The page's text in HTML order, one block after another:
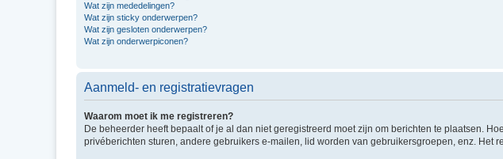
Wat zijn mededelingen?
Wat zijn sticky onderwerpen?
Wat zijn gesloten onderwerpen?
Wat zijn onderwerpiconen?
Aanmeld- en registratievragen
Waarom moet ik me registreren?
De beheerder heeft bepaalt of je al dan niet geregistreerd moet zijn om berichten te plaatsen.
privéberichten sturen, andere gebruikers e-mailen, lid worden van gebruikersgroepen, enz. Het